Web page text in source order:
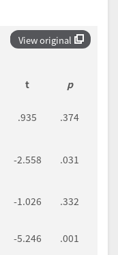
View original
t
p
.935 .374
-2.558
.031
-1.026 .332
-5.246 .001